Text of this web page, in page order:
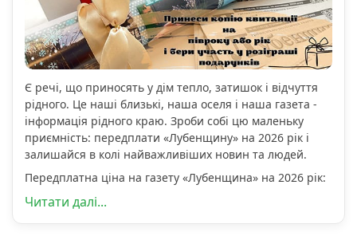
Є речі, що приносять у дім тепло, затишок і відчуття
рідного. Це наші близькі, наша оселя і наша газета -
інформація рідного краю. Зроби собі цю маленьку
приємність: передплати «Лубенщину» на 2026 рік і
залишайся в колі найважливіших новин та людей.
Передплатна ціна на газету «Лубенщина» на 2026 рік:
Читати далі...